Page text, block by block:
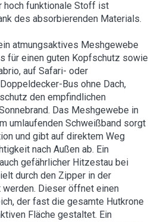
hoch funktionale Stoff ist
des absorbierenden Materials.
atmungsaktives Meshgewebe
für einen guten Kopfschutz sowie
auf Safari- oder
Bus ohne Dach,
den empfindlichen
Das Meshgewebe in
umlaufenden Schweißband sorgt
und gibt auf direktem Weg
nach Außen ab. Ein
gefährlicher Hitzestau bei
durch den Zipper in der
werden. Dieser öffnet einen
der fast die gesamte Hutkrone
Fläche gestaltet. Ein